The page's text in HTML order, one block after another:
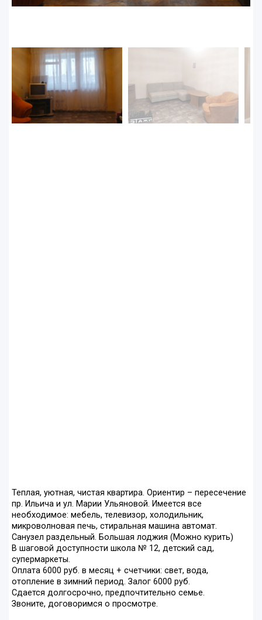
Теплая, уютная, чистая квартира. Ориентир – пересечение
пр. Ильича и ул. Марии Ульяновой. Имеется все
необходимое: мебель, телевизор, холодильник,
микроволновая печь, стиральная машина автомат.
Санузел раздельный. Большая лоджия (Можно курить)
В шаговой доступности школа № 12, детский сад,
супермаркеты.
Оплата 6000 руб. в месяц + счетчики: свет, вода,
отопление в зимний период. Залог 6000 руб.
Сдается долгосрочно, предпочтительно семье.
Звоните, договоримся о просмотре.